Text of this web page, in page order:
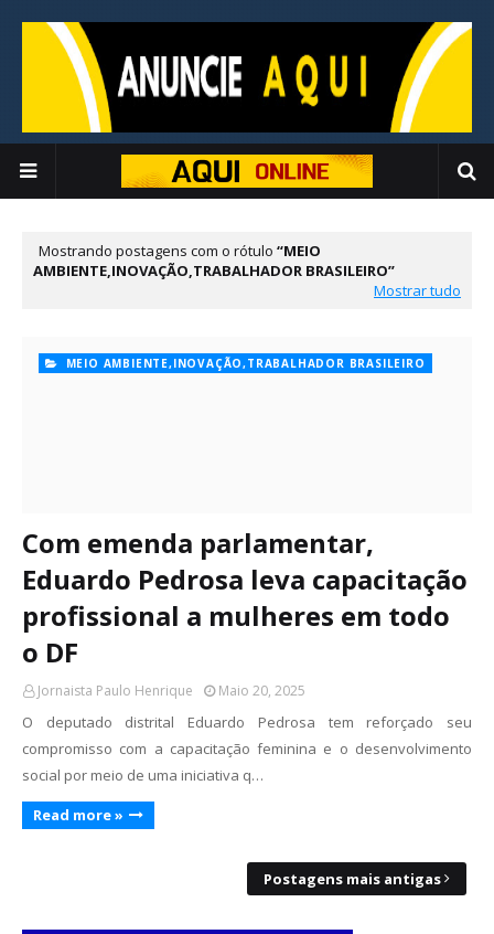
Mostrando postagens com o rótulo
MEIO
AMBIENTE,INOVAÇÃO,TRABALHADOR BRASILEIRO
Mostrar tudo
MEIO AMBIENTE,INOVAÇÃO,TRABALHADOR BRASILEIRO
Com emenda parlamentar,
Eduardo Pedrosa leva capacitação
profissional a mulheres em todo
o DF
Jornaista Paulo Henrique Maio 20, 2025
O deputado distrital Eduardo Pedrosa tem reforçado seu
compromisso com a capacitação feminina e o desenvolvimento
social por meio de uma iniciativa q…
Read more »
Postagens mais antigas